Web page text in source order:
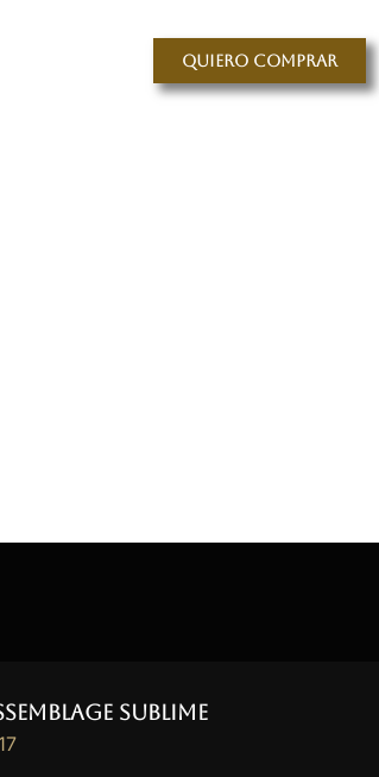
Quiero comprar
Sublime